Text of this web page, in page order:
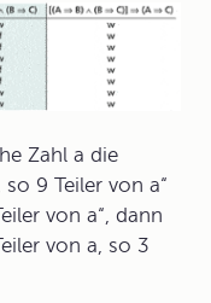
Zahl a die
so 9 Teiler von a“
von a“, dann
von a, so 3